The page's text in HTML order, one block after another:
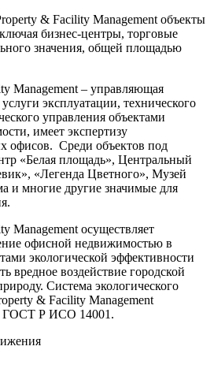
& Facility Management объекты
бизнес-центры, торговые
значения, общей площадью
Management – управляющая
эксплуатации, технического
управления объектами
имеет экспертизу
офисов. Среди объектов под
«Белая площадь», Центральный
«Легенда Цветного», Музей
и многие другие значимые для
Management осуществляет
офисной недвижимостью в
экологической эффективности
вредное воздействие городской
Система экологического
& Facility Management
ГОСТ Р ИСО 14001.